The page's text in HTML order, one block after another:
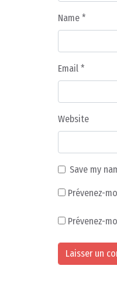
Name *
Email *
Website
Save my
Prévenez-
Prévenez-